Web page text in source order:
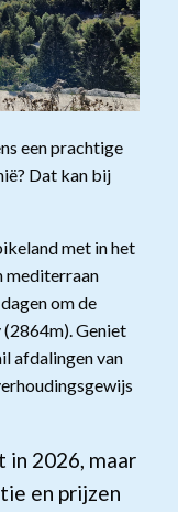
een prachtige
Dat kan bij
met in het
mediterraan
om de
Geniet
afdalingen van
in 2026, maar
en prijzen